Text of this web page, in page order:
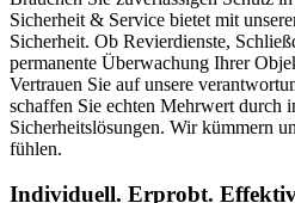
Sicherheit & Service bietet mit
Sicherheit. Ob Revierdienste,
permanente Überwachung Ihrer
Vertrauen Sie auf unsere
schaffen Sie echten Mehrwert durch
Sicherheitslösungen. Wir kümmern
fühlen.
Individuell. Erprobt.